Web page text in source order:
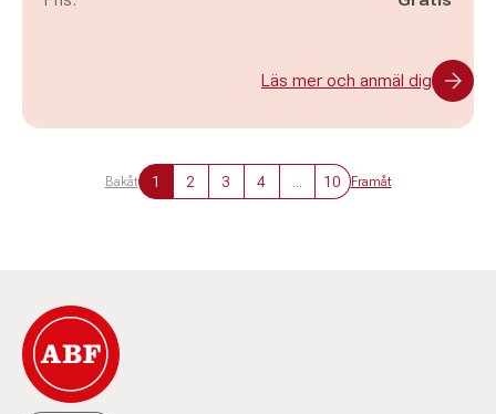
Läs mer och anmäl dig
Bakåt 1 2 3 4 10 Framåt